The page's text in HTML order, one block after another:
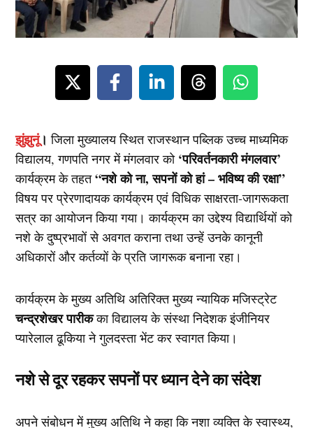
झुंझुनूं। जिला मुख्यालय स्थित राजस्थान पब्लिक उच्च माध्यमिक
विद्यालय, गणपति नगर में मंगलवार को ‘परिवर्तनकारी मंगलवार’
कार्यक्रम के तहत“नशे को ना, सपनों को हां – भविष्य की रक्षा”
विषय पर प्रेरणादायक कार्यक्रम एवं विधिक साक्षरता-जागरूकता
सत्र का आयोजन किया गया। कार्यक्रम का उद्देश्य विद्यार्थियों को
नशे के दुष्प्रभावों से अवगत कराना तथा उन्हें उनके कानूनी
अधिकारों और कर्तव्यों के प्रति जागरूक बनाना रहा।
कार्यक्रम के मुख्य अतिथि अतिरिक्त मुख्य न्यायिक मजिस्ट्रेट
चन्द्रशेखर पारीकका विद्यालय के संस्था निदेशक इंजीनियर
प्यारेलाल ढूकिया ने गुलदस्ता भेंट कर स्वागत किया।
नशे से दूर रहकर सपनों पर ध्यान देने का संदेश
अपने संबोधन में मुख्य अतिथि ने कहा कि नशा व्यक्ति के स्वास्थ्य,